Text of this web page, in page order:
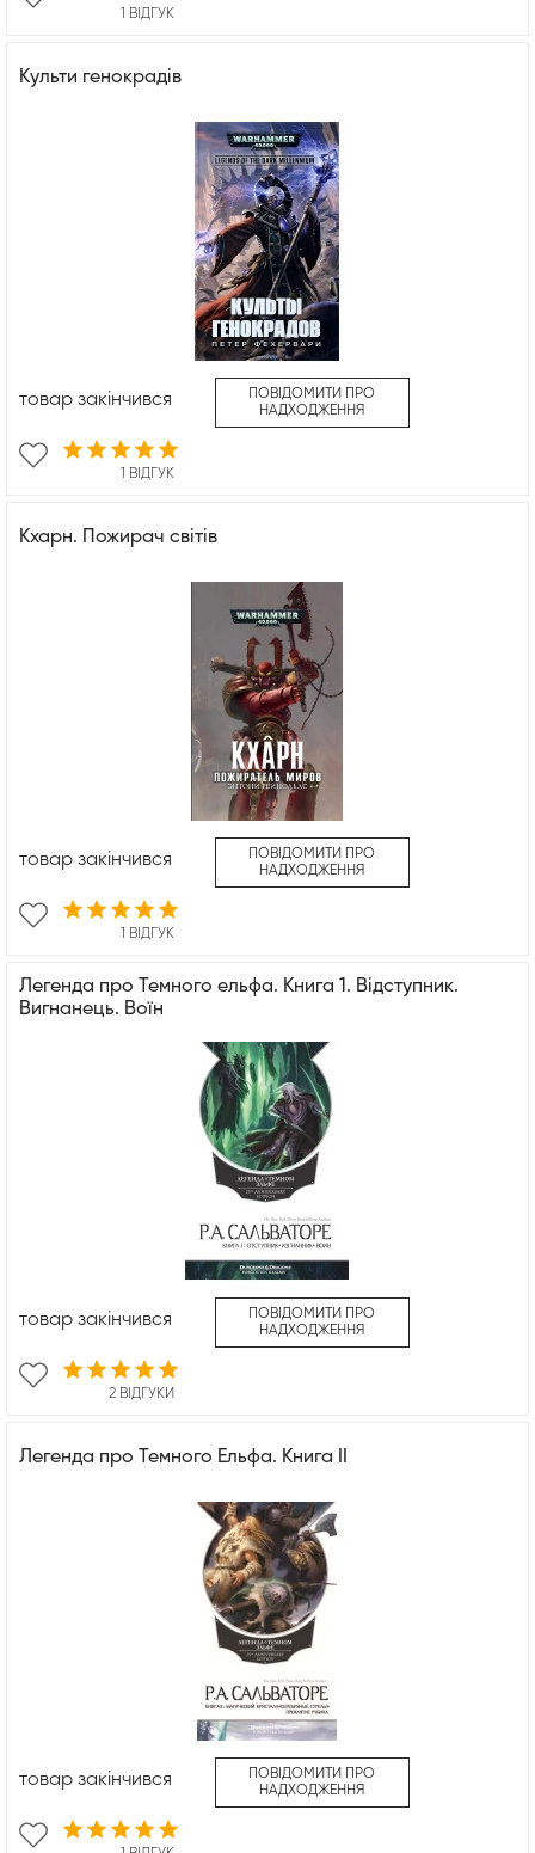
1 ВІДГУК
Культи генокрадів
1 ВІДГУК
товар закінчився
ПОВІДОМИТИ ПРО
НАДХОДЖЕННЯ
Кхарн. Пожирач світів
1 ВІДГУК
товар закінчився
ПОВІДОМИТИ ПРО
НАДХОДЖЕННЯ
Легенда про Темного ельфа. Книга 1. Відступник.
Вигнанець. Воїн
2 ВІДГУКИ
товар закінчився
ПОВІДОМИТИ ПРО
НАДХОДЖЕННЯ
Легенда про Темного Ельфа. Книга ІІ
товар закінчився
ПОВІДОМИТИ ПРО
НАДХОДЖЕННЯ